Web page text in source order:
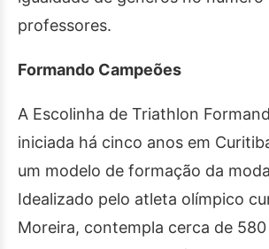
professores.
Formando Campeões
A Escolinha de Triathlon
iniciada há cinco anos em
um modelo de formação da
Idealizado pelo atleta olímpico
Moreira, contempla cerca de